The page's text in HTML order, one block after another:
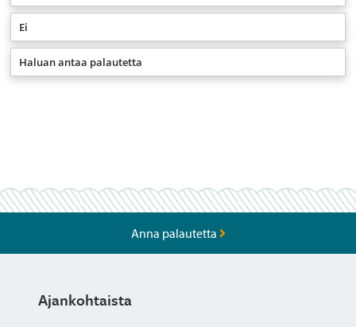
Ei
Haluan antaa palautetta
Anna palautetta
Ajankohtaista